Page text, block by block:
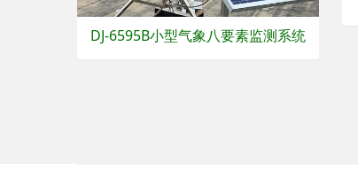
DJ-6595B小型气象八要素监测系统